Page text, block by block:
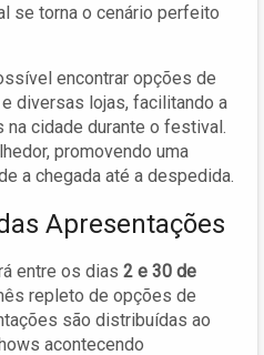
se torna o cenário perfeito
encontrar opções de
diversas lojas, facilitando a
cidade durante o festival.
promovendo uma
a chegada até a despedida.
Apresentações
entre os dias 2 e 30 de
repleto de opções de
são distribuídas ao
acontecendo